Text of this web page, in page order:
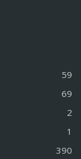
59
69
2
1
390